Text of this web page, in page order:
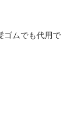
ゴムでも代用で